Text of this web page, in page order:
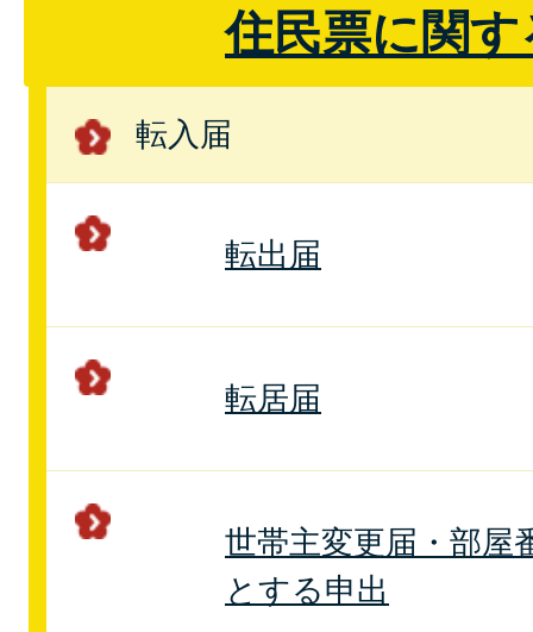
住民票に関
転入届
転出届
転居届
世帯主変更届・部屋
とする申出